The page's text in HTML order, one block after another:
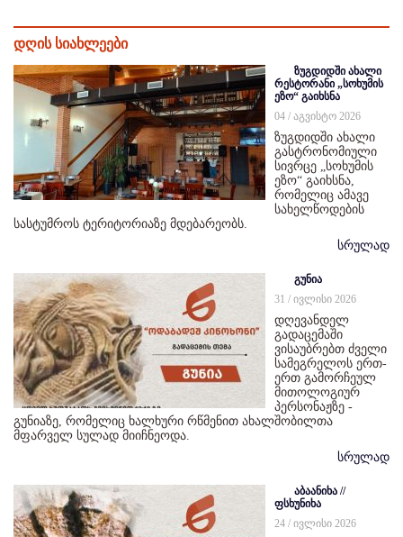
დღის სიახლეები
ზუგდიდში ახალი
რესტორანი „სოხუმის
ეზო“ გაიხსნა
04 / აგვისტო 2026
ზუგდიდში ახალი
გასტრონომიული
სივრცე „სოხუმის
ეზო“ გაიხსნა,
რომელიც ამავე
სახელწოდების
სასტუმროს ტერიტორიაზე მდებარეობს.
სრულად
გუნია
31 / ივლისი 2026
დღევანდელ
გადაცემაში
ვისაუბრებთ ძველი
სამეგრელოს ერთ-
ერთ გამორჩეულ
მითოლოგიურ
პერსონაჟზე -
გუნიაზე, რომელიც ხალხური რწმენით ახალშობილთა
მფარველ სულად მიიჩნეოდა.
სრულად
აბაანიხა //
ფსხუნიხა
24 / ივლისი 2026